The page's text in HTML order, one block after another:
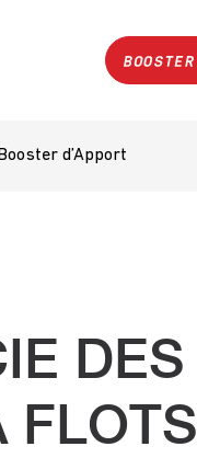
d’Apport
FLOTS